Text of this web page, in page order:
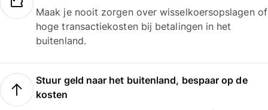
Maak je nooit zorgen over wisselkoersopslagen of
hoge transactiekosten bij betalingen in het
buitenland.
Stuur geld naar het buitenland, bespaar op de
kosten